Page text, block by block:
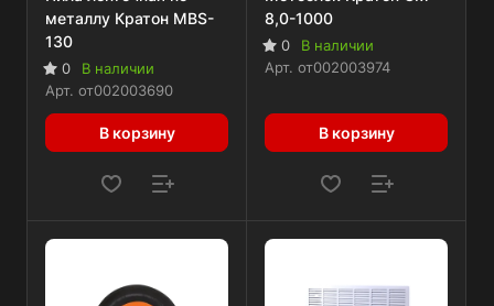
металлу Кратон MBS-
130
0
В наличии
Арт. от002003690
В корзину
8,0-1000
0
В наличии
Арт. от002003974
В корзину